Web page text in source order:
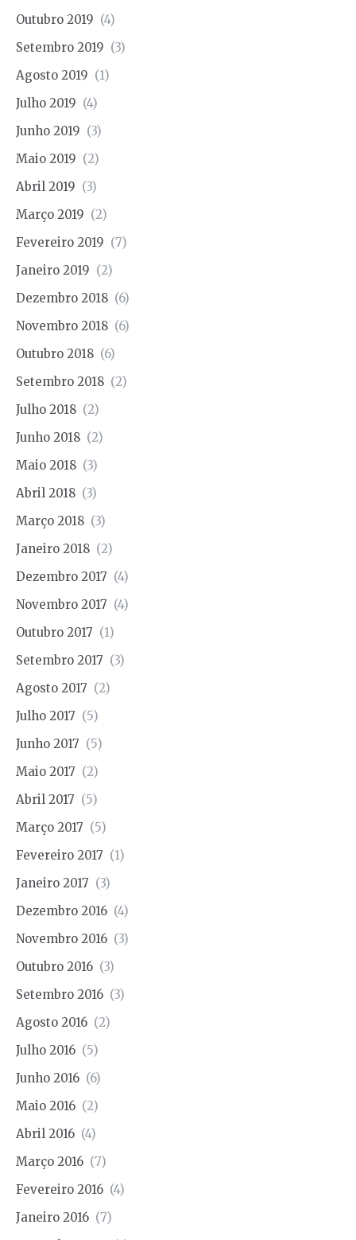
Outubro 2019 (4)
Setembro 2019 (3)
Agosto 2019 (1)
Julho 2019 (4)
Junho 2019 (3)
Maio 2019 (2)
Abril 2019 (3)
Março 2019 (2)
Fevereiro 2019 (7)
Janeiro 2019 (2)
Dezembro 2018 (6)
Novembro 2018 (6)
Outubro 2018 (6)
Setembro 2018 (2)
Julho 2018 (2)
Junho 2018 (2)
Maio 2018 (3)
Abril 2018 (3)
Março 2018 (3)
Janeiro 2018 (2)
Dezembro 2017 (4)
Novembro 2017 (4)
Outubro 2017 (1)
Setembro 2017 (3)
Agosto 2017 (2)
Julho 2017 (5)
Junho 2017 (5)
Maio 2017 (2)
Abril 2017 (5)
Março 2017 (5)
Fevereiro 2017 (1)
Janeiro 2017 (3)
Dezembro 2016 (4)
Novembro 2016 (3)
Outubro 2016 (3)
Setembro 2016 (3)
Agosto 2016 (2)
Julho 2016 (5)
Junho 2016 (6)
Maio 2016 (2)
Abril 2016 (4)
Março 2016 (7)
Fevereiro 2016 (4)
Janeiro 2016 (7)